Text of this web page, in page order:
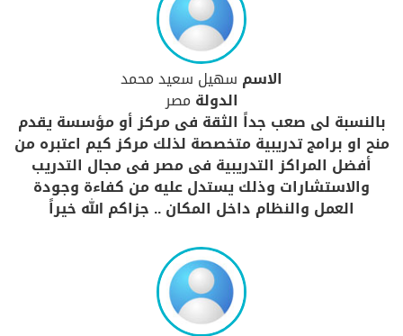
الاسم سهيل سعيد محمد
الدولة مصر
بالنسبة لى صعب جداً الثقة فى مركز أو مؤسسة يقدم
منح او برامج تدريبية متخصصة لذلك مركز كيم اعتبره من
أفضل المراكز التدريبية فى مصر فى مجال التدريب
والاستشارات وذلك يستدل عليه من كفاءة وجودة
العمل والنظام داخل المكان .. جزاكم الله خيراً